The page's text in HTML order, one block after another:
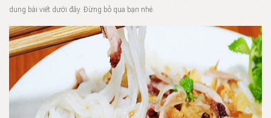
dung bài viết dưới đây. Đừng bỏ qua bạn nhé.